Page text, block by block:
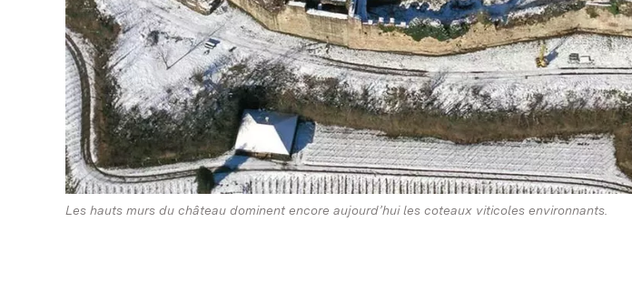
Les hauts murs du château dominent encore aujourd’hui les coteaux viticoles environnants.